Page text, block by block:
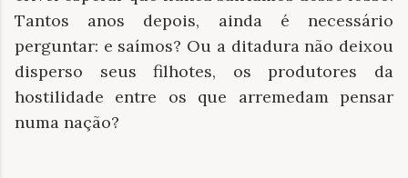
Tantos anos depois, ainda é necessário
perguntar: e saímos? Ou a ditadura não deixou
disperso seus filhotes, os produtores da
hostilidade entre os que arremedam pensar
numa nação?